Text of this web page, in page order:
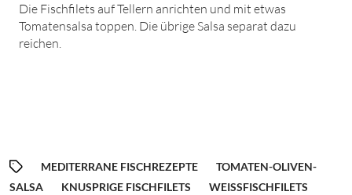
Die Fischfilets auf Tellern anrichten und mit etwas
Tomatensalsa toppen. Die übrige Salsa separat dazu
reichen.
MEDITERRANE FISCHREZEPTE
TOMATEN-OLIVEN-
SALSA
KNUSPRIGE FISCHFILETS
WEISSFISCHFILETS Z